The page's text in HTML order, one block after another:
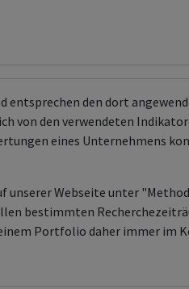
entsprechen den dort
von den verwendeten
eines Unternehmens
unserer Webseite unter
bestimmten
Portfolio daher immer im